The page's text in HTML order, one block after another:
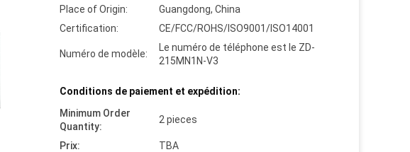
Place of Origin:
Guangdong, China
Certification:
CE/FCC/ROHS/ISO9001/ISO14001
Numéro de modèle:
Le numéro de téléphone est le ZD-
215MN1N-V3
Conditions de paiement et expédition:
Minimum Order
Quantity:
2 pieces
Prix: TBA